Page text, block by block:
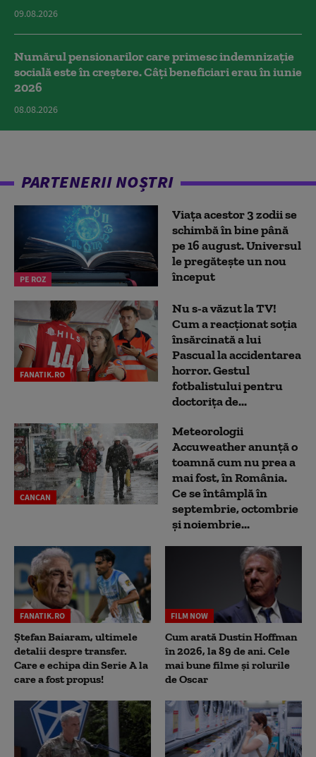
09.08.2026
Numărul pensionarilor care primesc indemnizaţie
socială este în creștere. Câți beneficiari erau în iunie
2026
08.08.2026
PARTENERII NOȘTRI
PE ROZ
Viața acestor 3 zodii se
schimbă în bine până
pe 16 august. Universul
le pregătește un nou
început
FANATIK.RO
Nu s-a văzut la TV!
Cum a reacţionat soţia
însărcinată a lui
Pascual la accidentarea
horror. Gestul
fotbalistului pentru
doctoriţa de...
CANCAN
Meteorologii
Accuweather anunță o
toamnă cum nu prea a
mai fost, în România.
Ce se întâmplă în
septembrie, octombrie
și noiembrie...
FANATIK.RO
Ștefan Baiaram, ultimele
detalii despre transfer.
Care e echipa din Serie A la
care a fost propus!
FILM NOW
Cum arată Dustin Hoffman
în 2026, la 89 de ani. Cele
mai bune filme și rolurile
de Oscar